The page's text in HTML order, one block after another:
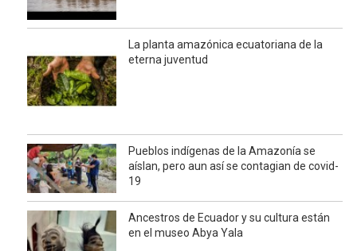
La planta amazónica ecuatoriana de la
eterna juventud
Pueblos indígenas de la Amazonía se
aíslan, pero aun así se contagian de covid-
19
Ancestros de Ecuador y su cultura están
en el museo Abya Yala